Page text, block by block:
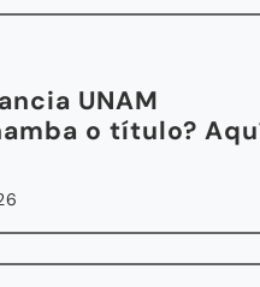
UNAM
o título?